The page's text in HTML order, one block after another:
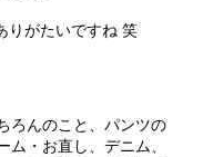
りがたいですね 笑
ろんのこと、パンツの
・お直し、デニム、